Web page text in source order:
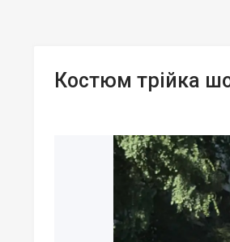
Костюм трійка